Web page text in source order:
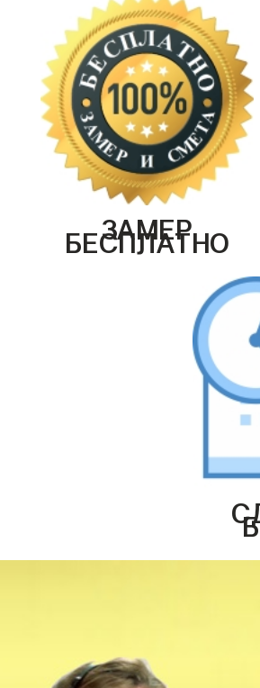
ЗАМЕР
БЕСПЛАТНО